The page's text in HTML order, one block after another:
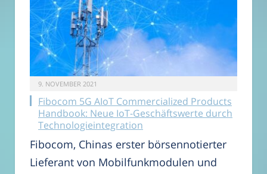
9. NOVEMBER 2021
Fibocom 5G AIoT Commercialized Products
Handbook: Neue IoT-Geschäftswerte durch
Technologieintegration
Fibocom, Chinas erster börsennotierter
Lieferant von Mobilfunkmodulen und